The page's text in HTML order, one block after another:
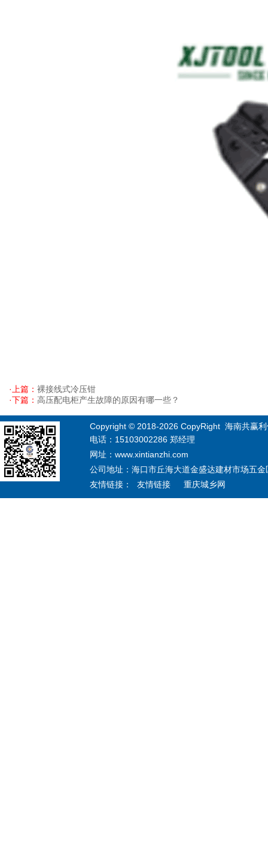
·上篇： 裸接线式冷压钳
·下篇： 高压配电柜产生故障的原因有哪一些？
Copyright © 2018-2026 CopyRight 海南共赢
电话：15103002286 郑经理
网址：www.xintianzhi.com
公司地址：海口市丘海大道金盛达建材市场五
友情链接：
友情链接 重庆城乡网